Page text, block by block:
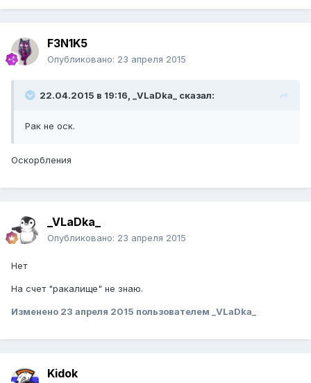
F3N1K5
Опубликовано: 23 апреля 2015
22.04.2015 в 19:16, _VLaDka_ сказал:
Рак не оск.
Оскорбления
_VLaDka_
Опубликовано: 23 апреля 2015
Нет
На счет "ракалище" не знаю.
Изменено 23 апреля 2015 пользователем _VLaDka_
Kidok